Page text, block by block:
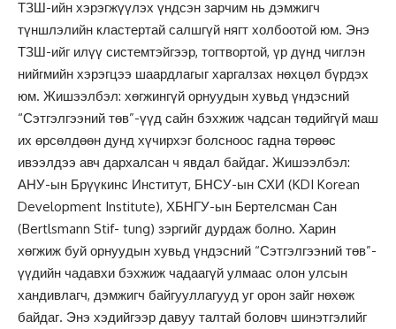
ТЗШ-ийн хэрэгжүүлэх үндсэн зарчим нь дэмжигч
түншлэлийн кластертай салшгүй нягт холбоотой юм. Энэ
ТЗШ-ийг илүү системтэйгээр, тогтвортой, үр дүнд чиглэн
нийгмийн хэрэгцээ шаардлагыг харгалзах нөхцөл бүрдэх
юм. Жишээлбэл: хөгжингүй орнуудын хувьд үндэсний
“Сэтгэлгээний төв”-үүд сайн бэхжиж чадсан төдийгүй маш
их өрсөлдөөн дунд хүчирхэг болсноос гадна төрөөс
ивээлдээ авч дархалсан ч явдал байдаг. Жишээлбэл:
АНУ-ын Брүүкинс Институт, БНСУ-ын СХИ (KDI Korean
Development Institute), ХБНГУ-ын Бертелсман Сан
(Bertlsmann Stif- tung) зэргийг дурдаж болно. Харин
хөгжиж буй орнуудын хувьд үндэсний “Сэтгэлгээний төв”-
үүдийн чадавхи бэхжиж чадаагүй улмаас олон улсын
хандивлагч, дэмжигч байгууллагууд уг орон зайг нөхөж
байдаг. Энэ хэдийгээр давуу талтай боловч шинэтгэлийг